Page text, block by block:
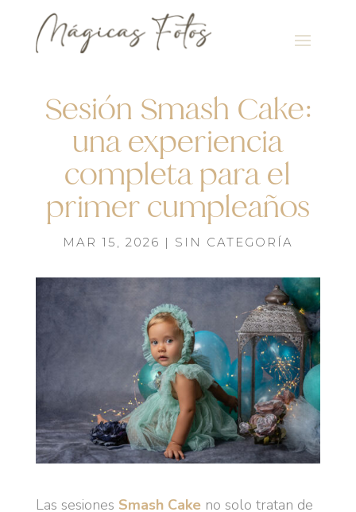
Sesión Smash Cake:
una experiencia
completa para el
primer cumpleaños
MAR 15, 2026 | SIN CATEGORÍA
Las sesiones Smash Cakeno solo tratan de